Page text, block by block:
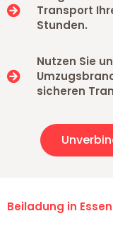
Transport
Stunden.
Nutzen Sie
sicheren
Beiladung in